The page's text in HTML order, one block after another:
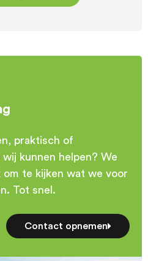
praktisch of
kunnen helpen? We
om te kijken wat we voor
Tot snel.
Contact opnemen